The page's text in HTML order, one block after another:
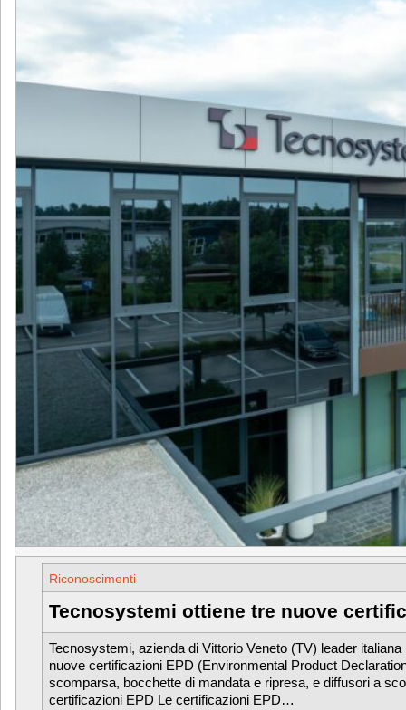
Riconoscimenti
Tecnosystemi ottiene tre nuove
Tecnosystemi, azienda di Vittorio Veneto (TV) leader
nuove certificazioni EPD (Environmental Product
scomparsa, bocchette di mandata e ripresa, e diffusori a
certificazioni EPD Le certificazioni EPD…